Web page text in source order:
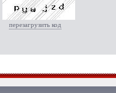
перезагрузить код